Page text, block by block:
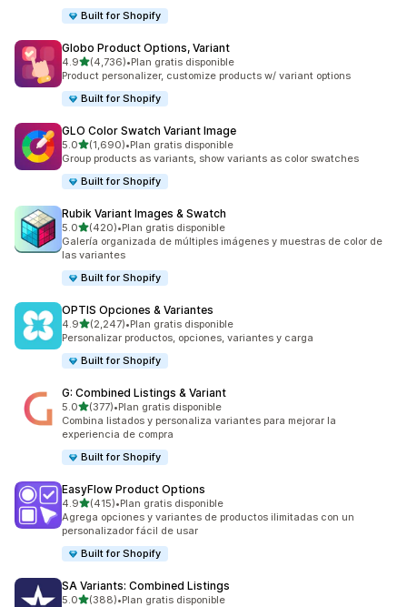
Built for Shopify
Globo Product Options, Variant
4.9de 5 estrellas
(4,736)
4736 reseñas en total
•Plan gratis disponible
Product personalizer, customize products w/ variant options
Built for Shopify
GLO Color Swatch Variant Image
5.0de 5 estrellas
(1,690)
1690 reseñas en total
•Plan gratis disponible
Group products as variants, show variants as color swatches
Built for Shopify
Rubik Variant Images & Swatch
5.0de 5 estrellas
(420)
420 reseñas en total
•Plan gratis disponible
Galería organizada de múltiples imágenes y muestras de color de
las variantes
Built for Shopify
OPTIS Opciones & Variantes
4.9de 5 estrellas
(2,247)
2247 reseñas en total
•Plan gratis disponible
Personalizar productos, opciones, variantes y carga
Built for Shopify
G: Combined Listings & Variant
5.0de 5 estrellas
(377)
377 reseñas en total
•Plan gratis disponible
Combina listados y personaliza variantes para mejorar la
experiencia de compra
Built for Shopify
EasyFlow Product Options
4.9de 5 estrellas
(415)
415 reseñas en total
•Plan gratis disponible
Agrega opciones y variantes de productos ilimitadas con un
personalizador fácil de usar
Built for Shopify
SA Variants: Combined Listings
5.0de 5 estrellas
(388)•Plan gratis disponible